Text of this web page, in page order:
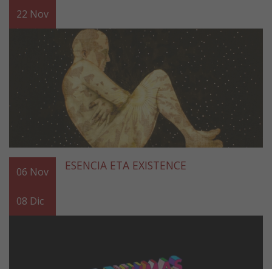
22 Nov
06 Nov
08 Dic
ESENCIA ETA EXISTENCE